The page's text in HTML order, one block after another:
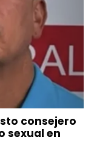
consejero
sexual en